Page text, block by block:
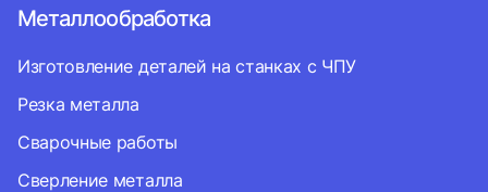
Металлообработка
Изготовление деталей на станках с ЧПУ
Резка металла
Сварочные работы
Сверление металла